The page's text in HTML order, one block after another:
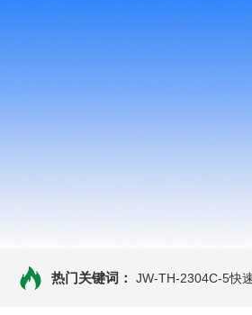
热门关键词： JW-TH-2304C-5快